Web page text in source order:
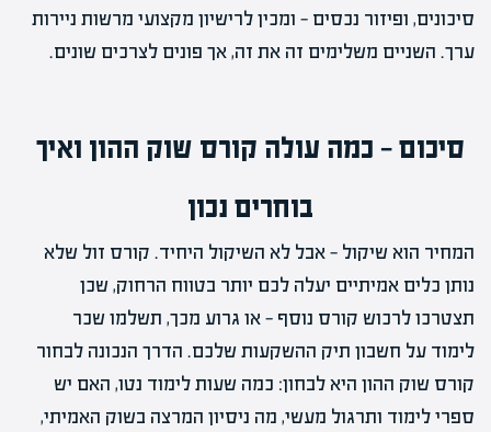
סיכונים, ופיזור נכסים — ומכין לרישיון מקצועי מרשות ניירות
ערך. השניים משלימים זה את זה, אך פונים לצרכים שונים.
סיכום — כמה עולה קורס שוק ההון ואיך
בוחרים נכון
המחיר הוא שיקול — אבל לא השיקול היחיד. קורס זול שלא
נותן כלים אמיתיים יעלה לכם יותר בטווח הרחוק, שכן
תצטרכו לרכוש קורס נוסף — או גרוע מכך, תשלמו שכר
לימוד על חשבון תיק ההשקעות שלכם. הדרך הנכונה לבחור
קורס שוק ההון היא לבחון: כמה שעות לימוד נטו, האם יש
ספרי לימוד ותרגול מעשי, מה ניסיון המרצה בשוק האמיתי,